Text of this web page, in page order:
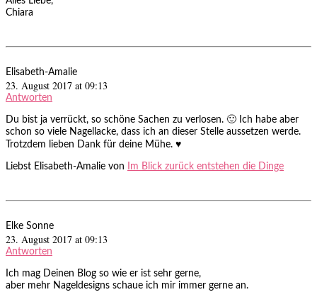
Chiara
Elisabeth-Amalie
23. August 2017 at 09:13
Antworten
Du bist ja verrückt, so schöne Sachen zu verlosen. 🙂 Ich habe aber
schon so viele Nagellacke, dass ich an dieser Stelle aussetzen werde.
Trotzdem lieben Dank für deine Mühe. ♥
Liebst Elisabeth-Amalie von Im Blick zurück entstehen die Dinge
Elke Sonne
23. August 2017 at 09:13
Antworten
Ich mag Deinen Blog so wie er ist sehr gerne,
aber mehr Nageldesigns schaue ich mir immer gerne an.